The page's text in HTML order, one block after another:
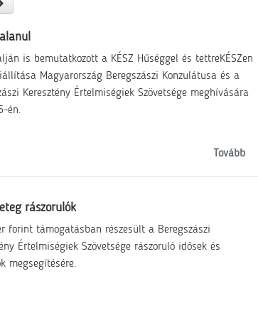
is bemutatkozott a KÉSZ Hűséggel és tettreKÉSZen
Magyarország Beregszászi Konzulátusa és a
Keresztény Értelmiségiek Szövetsége meghívására
én.
Tovább
rászorulók
forint támogatásban részesült a Beregszászi
Értelmiségiek Szövetsége rászoruló idősek és
megsegítésére.